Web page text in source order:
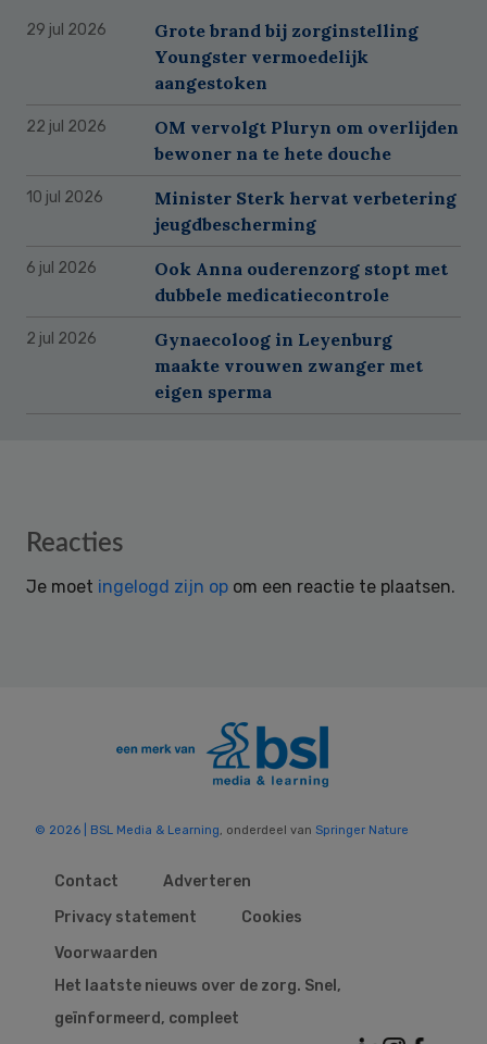
29 jul 2026
Grote brand bij zorginstelling
Youngster vermoedelijk
aangestoken
22 jul 2026
OM vervolgt Pluryn om overlijden
bewoner na te hete douche
10 jul 2026
Minister Sterk hervat verbetering
jeugdbescherming
6 jul 2026
Ook Anna ouderenzorg stopt met
dubbele medicatiecontrole
2 jul 2026
Gynaecoloog in Leyenburg
maakte vrouwen zwanger met
eigen sperma
Reader
Reacties
Je moet ingelogd zijn op om een reactie te plaatsen.
© 2026 | BSL Media & Learning , onderdeel van Springer Nature
Contact
Adverteren
Privacy statement
Cookies
Voorwaarden
Het laatste nieuws over de zorg. Snel,
geïnformeerd, compleet